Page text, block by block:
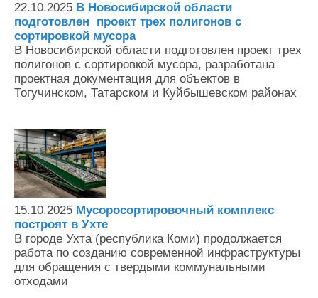
22.10.2025 В Новосибирской области
подготовлен проект трех полигонов с
сортировкой мусора
В Новосибирской области подготовлен проект трех
полигонов с сортировкой мусора, разработана
проектная документация для объектов в
Тогучинском, Татарском и Куйбышевском районах
15.10.2025 Мусоросортировочный комплекс
построят в Ухте
В городе Ухта (республика Коми) продолжается
работа по созданию современной инфраструктуры
для обращения с твердыми коммунальными
отходами